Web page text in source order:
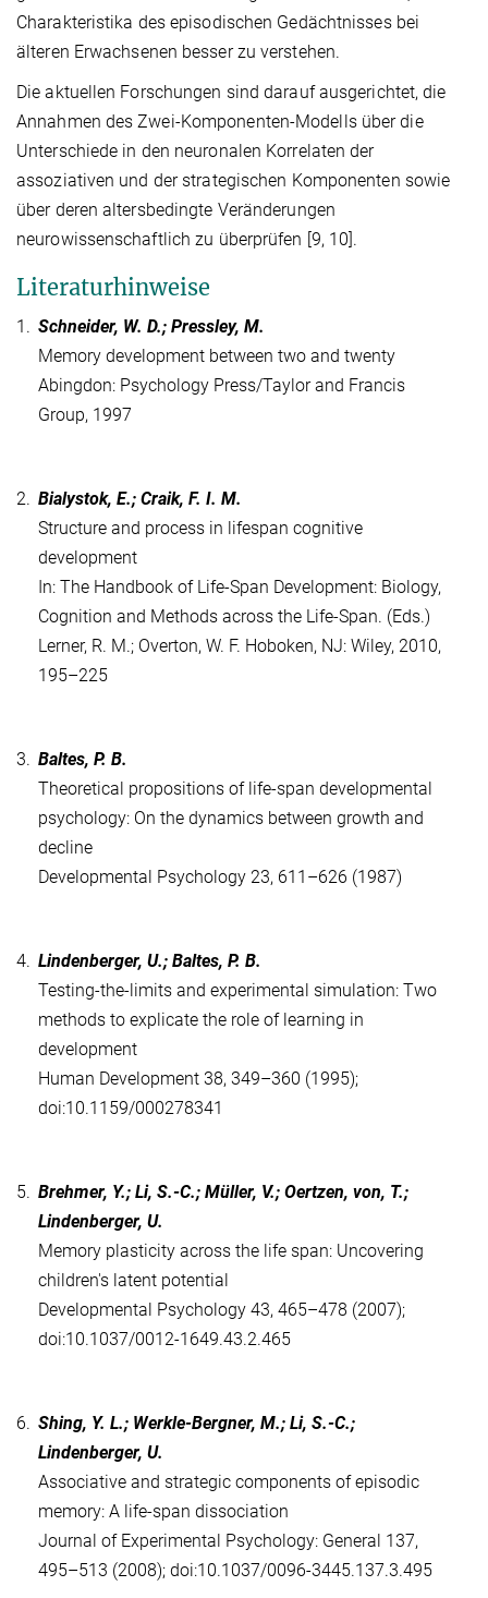
Charakteristika des episodischen Gedächtnisses bei
älteren Erwachsenen besser zu verstehen.
Die aktuellen Forschungen sind darauf ausgerichtet, die
Annahmen des Zwei-Komponenten-Modells über die
Unterschiede in den neuronalen Korrelaten der
assoziativen und der strategischen Komponenten sowie
über deren altersbedingte Veränderungen
neurowissenschaftlich zu überprüfen [9, 10].
Literaturhinweise
1. Schneider, W. D.; Pressley, M.
Memory development between two and twenty
Abingdon: Psychology Press/Taylor and Francis
Group, 1997
2. Bialystok, E.; Craik, F. I. M.
Structure and process in lifespan cognitive
development
In: The Handbook of Life-Span Development: Biology,
Cognition and Methods across the Life-Span. (Eds.)
Lerner, R. M.; Overton, W. F. Hoboken, NJ: Wiley, 2010,
195–225
3. Baltes, P. B.
Theoretical propositions of life-span developmental
psychology: On the dynamics between growth and
decline
Developmental Psychology 23, 611–626 (1987)
4. Lindenberger, U.; Baltes, P. B.
Testing-the-limits and experimental simulation: Two
methods to explicate the role of learning in
development
Human Development 38, 349–360 (1995);
doi:10.1159/000278341
5. Brehmer, Y.; Li, S.-C.; Müller, V.; Oertzen, von, T.;
Lindenberger, U.
Memory plasticity across the life span: Uncovering
children's latent potential
Developmental Psychology 43, 465–478 (2007);
doi:10.1037/0012-1649.43.2.465
6. Shing, Y. L.; Werkle-Bergner, M.; Li, S.-C.;
Lindenberger, U.
Associative and strategic components of episodic
memory: A life-span dissociation
Journal of Experimental Psychology: General 137,
495–513 (2008); doi:10.1037/0096-3445.137.3.495